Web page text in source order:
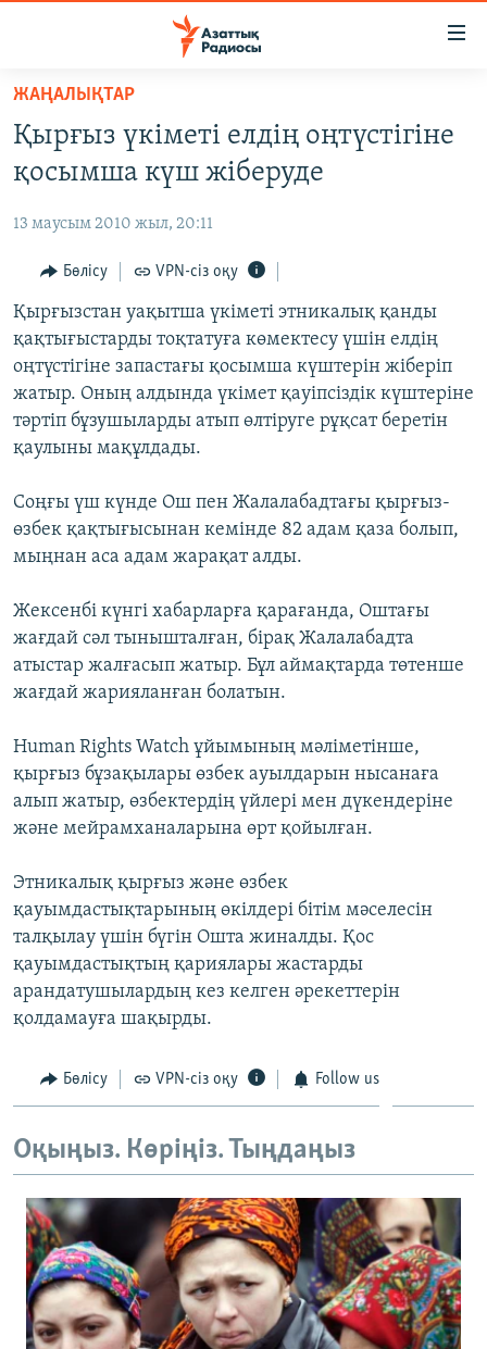
Skip
main
content
to
Navigation
Skip
to
Search
САЯСАТ
ҚАҢТАР ОҚИҒАСЫ
АДАМ ҚҰҚЫҚТАРЫ
ӘЛЕУМЕТ
ӘЛЕМ
АРНАЙЫ ЖОБАЛАР
Русский
ЖАЗЫЛЫҢЫЗ
Басқа тілдерде
ЖАҢАЛЫҚТАР
Қырғыз үкіметі елдің оңтүстігіне
қосымша күш жіберуде
13 маусым 2010 жыл, 20:11
Бөлісу VPN-сіз оқу
Қырғызстан уақытша үкіметі этникалық қанды
қақтығыстарды тоқтатуға көмектесу үшін елдің
оңтүстігіне запастағы қосымша күштерін жіберіп
жатыр. Оның алдында үкімет қауіпсіздік күштеріне
тәртіп бұзушыларды атып өлтіруге рұқсат беретін
қаулыны мақұлдады.
Соңғы үш күнде Ош пен Жалалабадтағы қырғыз-
өзбек қақтығысынан кемінде 82 адам қаза болып,
мыңнан аса адам жарақат алды.
Жексенбі күнгі хабарларға қарағанда, Оштағы
жағдай сәл тынышталған, бірақ Жалалабадта
атыстар жалғасып жатыр. Бұл аймақтарда төтенше
жағдай жарияланған болатын.
Human Rights Watch ұйымының мәліметінше,
қырғыз бұзақылары өзбек ауылдарын нысанаға
алып жатыр, өзбектердің үйлері мен дүкендеріне
және мейрамханаларына өрт қойылған.
Этникалық қырғыз және өзбек
қауымдастықтарының өкілдері бітім мәселесін
талқылау үшін бүгін Ошта жиналды. Қос
қауымдастықтың қариялары жастарды
арандатушылардың кез келген әрекеттерін
қолдамауға шақырды.
Бөлісу VPN-сіз оқу Follow us
Оқыңыз. Көріңіз. Тыңдаңыз